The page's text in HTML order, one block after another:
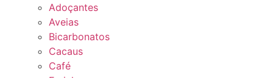
Adoçantes
Aveias
Bicarbonatos
Cacaus
Café